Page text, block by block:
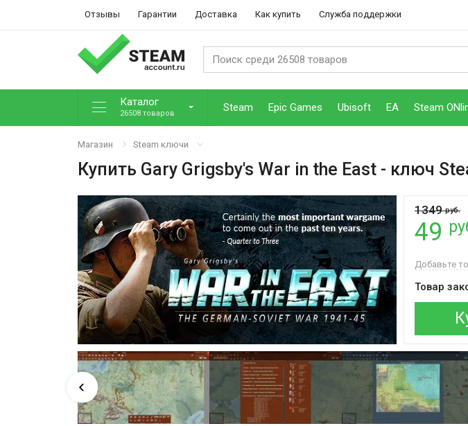
Отзывы Гарантии Доставка Как купить Служба поддержки
Каталог
26508 товаров Steam Epic Games Ubisoft EA Steam
Магазин Steam ключи
Купить Gary Grigsby's War in the East - ключ
1349руб.
49
Добавьте
Товар